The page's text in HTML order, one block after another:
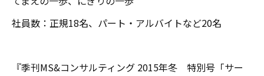
社員数：正規18名、パート・アルバイトなど20名
『季刊MS&コンサルティング 2015年冬 特別号「サー